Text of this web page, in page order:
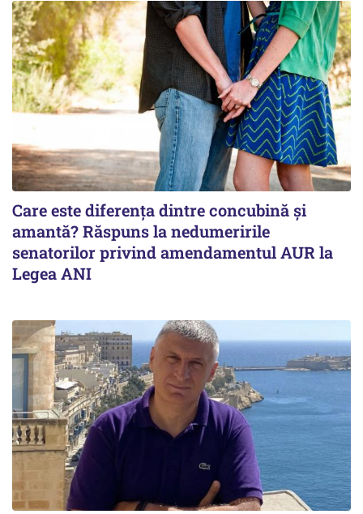
Care este diferența dintre concubină și
amantă? Răspuns la nedumeririle
senatorilor privind amendamentul AUR la
Legea ANI